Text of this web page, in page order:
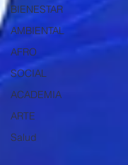
BIENESTAR
AMBIENTAL
AFRO
SOCIAL
ACADEMIA
ARTE
Salud